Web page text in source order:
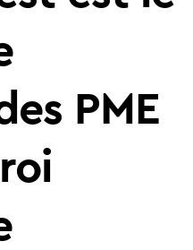
PME